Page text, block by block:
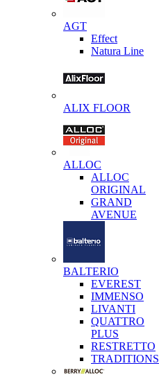
AGT
Effect
Natura Line
ALIX FLOOR
ALLOC
ALLOC
ORIGINAL
GRAND
AVENUE
BALTERIO
EVEREST
IMMENSO
LIVANTI
QUATTRO
PLUS
RESTRETTO
TRADITIONS